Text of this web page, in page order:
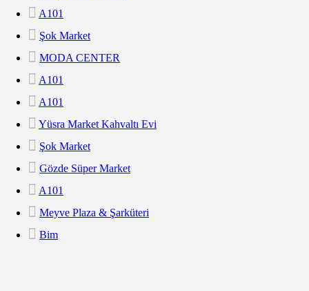
A101
Şok Market
MODA CENTER
A101
A101
Yüsra Market Kahvaltı Evi
Şok Market
Gözde Süper Market
A101
Meyve Plaza & Şarküteri
Bim